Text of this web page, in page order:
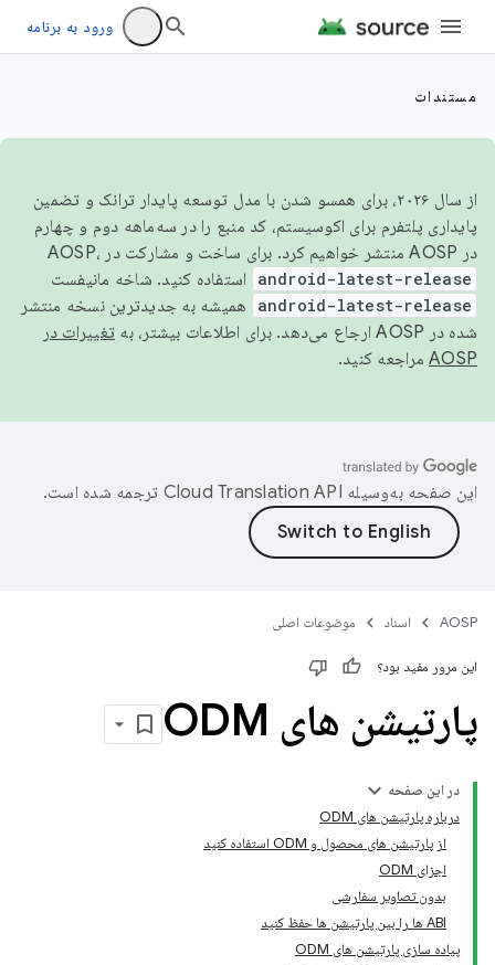
ورود به برنامه
مستندات
از سال ۲۰۲۶، برای همسو شدن با مدل توسعه پایدار ترانک و تضمین
پایداری پلتفرم برای اکوسیستم، کد منبع را در سه‌ماهه دوم و چهارم
در AOSP منتشر خواهیم کرد. برای ساخت و مشارکت در AOSP،
android-latest-release استفاده کنید. شاخه مانیفست
android-latest-release
همیشه به جدیدترین نسخه منتشر
شده در AOSP ارجاع می‌دهد. برای اطلاعات بیشتر، به
تغییرات در
AOSP مراجعه کنید.
این صفحه به‌وسیله ترجمه شده است.
AOSP اسناد موضوعات اصلی
این مرور مفید بود؟
پارتیشن های ODM
در این صفحه
درباره پارتیشن های ODM
از پارتیشن های محصول و ODM استفاده کنید
اجزای ODM
بدون تصاویر سفارشی
ABI ها را بین پارتیشن ها حفظ کنید
پیاده سازی پارتیشن های ODM